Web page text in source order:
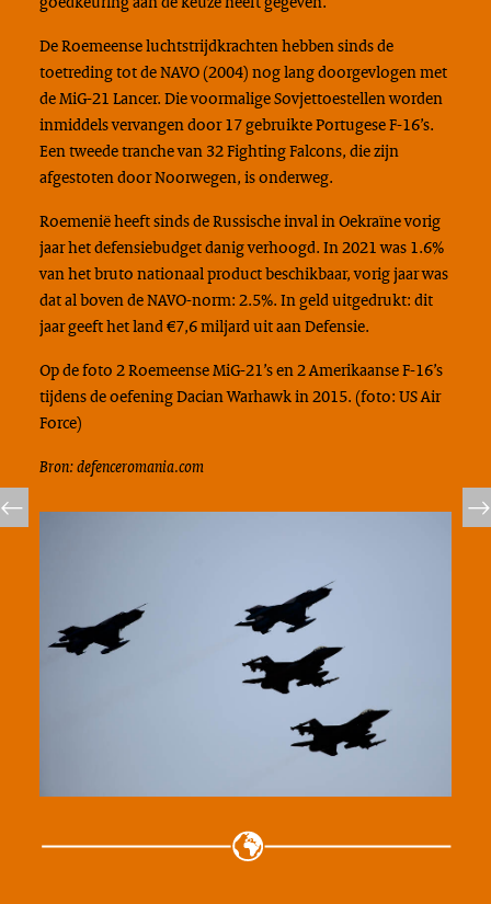
De Roemeense luchtstrijdkrachten hebben sinds de
toetreding tot de NAVO (2004) nog lang doorgevlogen met
de MiG-21 Lancer. Die voormalige Sovjettoestellen worden
inmiddels vervangen door 17 gebruikte Portugese F-16’s.
Een tweede tranche van 32 Fighting Falcons, die zijn
afgestoten door Noorwegen, is onderweg.
Roemenië heeft sinds de Russische inval in Oekraïne vorig
jaar het defensiebudget danig verhoogd. In 2021 was 1.6%
van het bruto nationaal product beschikbaar, vorig jaar was
dat al boven de NAVO-norm: 2.5%. In geld uitgedrukt: dit
jaar geeft het land €7,6 miljard uit aan Defensie.
Op de foto 2 Roemeense MiG-21’s en 2 Amerikaanse F-16’s
tijdens de oefening Dacian Warhawk in 2015. (foto: US Air
Force)
Bron: defenceromania.com